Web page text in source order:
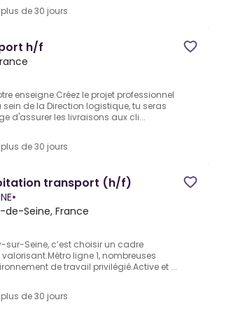
de 30 jours
h/f
enseigne.Créez le projet professionnel
sein de la Direction logistique, tu seras
d'assurer les livraisons aux cli...
de 30 jours
transport (h/f)
•
de-Seine, France
sur-Seine, c’est choisir un cadre
ligne 1, nombreuses
de travail privilégié.Active et ...
de 30 jours